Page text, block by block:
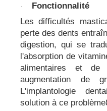
·
Fonctionnalité
Les difficultés
perte des dents
digestion, qui se
l'absorption de
alimentaires et
augmentation de
L'implantologie
solution à ce